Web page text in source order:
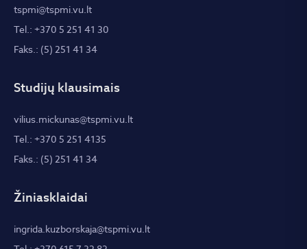
tspmi@tspmi.vu.lt
Tel.: +370 5 251 41 30
Faks.: (5) 251 41 34
Studijų klausimais
vilius.mickunas@tspmi.vu.lt
Tel.: +370 5 251 4135
Faks.: (5) 251 41 34
Žiniasklaidai
ingrida.kuzborskaja@tspmi.vu.lt